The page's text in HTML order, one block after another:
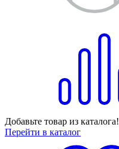
Добавьте товар из каталога!
Перейти в каталог